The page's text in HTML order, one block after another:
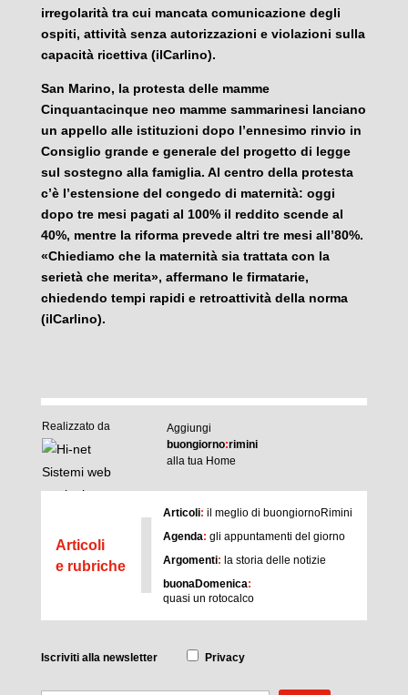
irregolarità tra cui mancata comunicazione degli
ospiti, attività senza autorizzazioni e violazioni sulla
capacità ricettiva (ilCarlino).
San Marino, la protesta delle mamme
Cinquantacinque neo mamme sammarinesi lanciano
un appello alle istituzioni dopo l’ennesimo rinvio in
Consiglio grande e generale del progetto di legge
sul sostegno alla famiglia. Al centro della protesta
c’è l’estensione del congedo di maternità: oggi
dopo tre mesi pagati al 100% il reddito scende al
40%, mentre la riforma prevede altri tre mesi all’80%.
«Chiediamo che la maternità sia trattata con la
serietà che merita», affermano le firmatarie,
chiedendo tempi rapidi e retroattività della norma
(ilCarlino).
Realizzato da
Aggiungi
buongiorno:rimini
alla tua Home
Articoli
e rubriche
I Articoli: il meglio di buongiornoRimini
Agenda: gli appuntamenti del giorno
Argomenti: la storia delle notizie
buonaDomenica:
quasi un rotocalco
Iscriviti alla newsletter Privacy